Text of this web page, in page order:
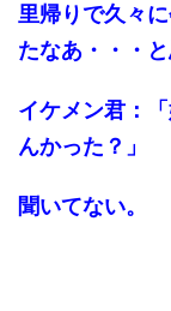
里帰りで久々
たなあ・・・
イケメン君：
んかった？」
聞いてない。